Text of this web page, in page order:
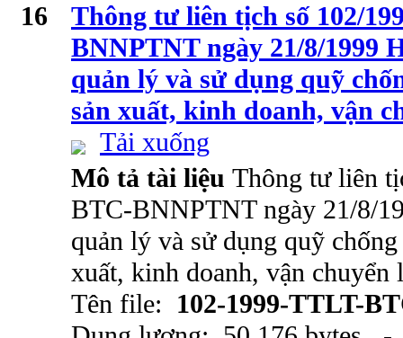
16
Thông tư liên tịch số 102/
BNNPTNT ngày 21/8/1999
quản lý và sử dụng quỹ
sản xuất, kinh doanh, vận
Tải xuống
Mô tả tài liệu Thông tư liên
BTC-BNNPTNT ngày 21/8/
quản lý và sử dụng quỹ
xuất, kinh doanh, vận chuyển
Tên file: 102-1999-TTLT-